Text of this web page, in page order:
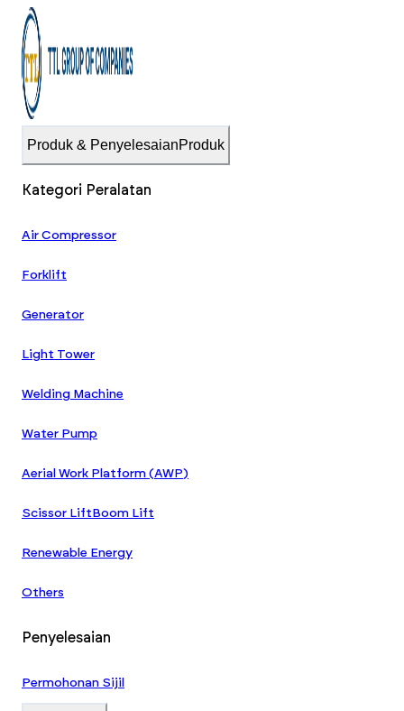
Produk & PenyelesaianProduk
Kategori Peralatan
Air Compressor
Forklift
Generator
Light Tower
Welding Machine
Water Pump
Aerial Work Platform (AWP)
Scissor Lift Boom Lift
Renewable Energy
Others
Penyelesaian
Permohonan Sijil